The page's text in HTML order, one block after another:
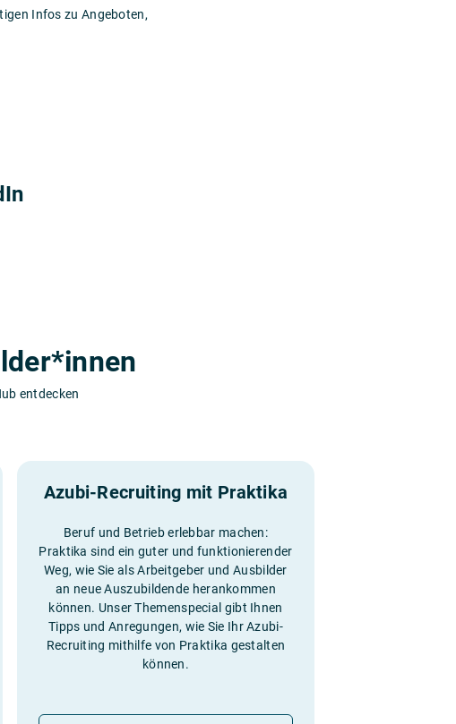
Infos zu Angeboten,
entdecken
Azubi-Recruiting mit Praktika
Beruf und Betrieb erlebbar machen:
Praktika sind ein guter und funktionierender
Weg, wie Sie als Arbeitgeber und Ausbilder
an neue Auszubildende herankommen
können. Unser Themenspecial gibt Ihnen
Tipps und Anregungen, wie Sie Ihr Azubi-
Recruiting mithilfe von Praktika gestalten
können.